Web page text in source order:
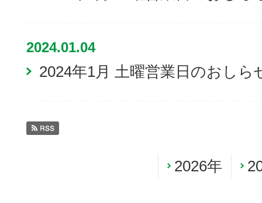
2024.01.04
2024年1月 土曜営業日のおしら
2026年